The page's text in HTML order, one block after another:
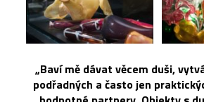
„Baví mě dávat věcem duši,
podřadných a často jen